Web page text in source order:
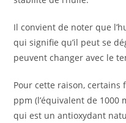
Il convient de noter que
qui signifie qu’il peut se
peuvent changer avec le
Pour cette raison, certains
ppm (l’équivalent de 1000
qui est un antioxydant